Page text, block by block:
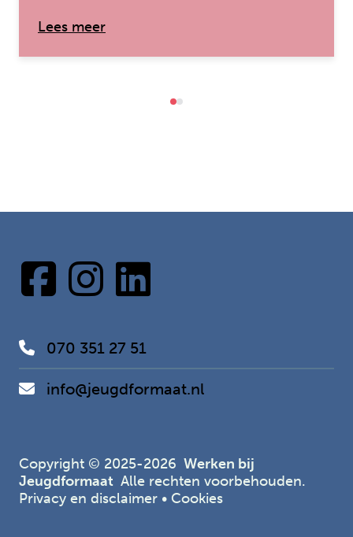
Lees meerover: ‘Nicolet: ‘Kinderen zien
070 351 27 51
info@jeugdformaat.nl
Copyright © 2025-2026 Werken bij
Jeugdformaat Alle rechten voorbehouden.
Privacy en disclaimer • Cookies